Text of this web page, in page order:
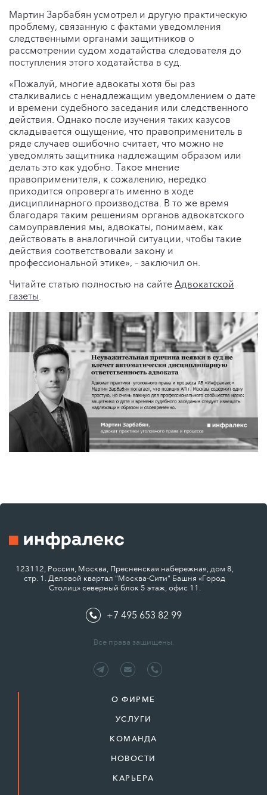
Мартин Зарбабян усмотрел и другую практическую
проблему, связанную с фактами уведомления
следственными органами защитников о
рассмотрении судом ходатайства следователя до
поступления этого ходатайства в суд.
«Пожалуй, многие адвокаты хотя бы раз
сталкивались с ненадлежащим уведомлением о дате
и времени судебного заседания или следственного
действия. Однако после изучения таких казусов
складывается ощущение, что правоприменитель в
ряде случаев ошибочно считает, что можно не
уведомлять защитника надлежащим образом или
делать это как удобно. Такое мнение
правоприменителя, к сожалению, нередко
приходится опровергать именно в ходе
дисциплинарного производства. В то же время
благодаря таким решениям органов адвокатского
самоуправления мы, адвокаты, понимаем, как
действовать в аналогичной ситуации, чтобы такие
действия соответствовали закону и
профессиональной этике», – заключил он.
Читайте статью полностью на сайте Адвокатской
газеты.
123112, Россия, Москва, Пресненская набережная, дом 8,
стр. 1. Деловой квартал "Москва-Сити" Башня «Город
Столиц» северный блок 5 этаж, офис 11.
+7 495 653 82 99
Все права защищены.
О ФИРМЕ
УСЛУГИ
КОМАНДА
НОВОСТИ
КАРЬЕРА